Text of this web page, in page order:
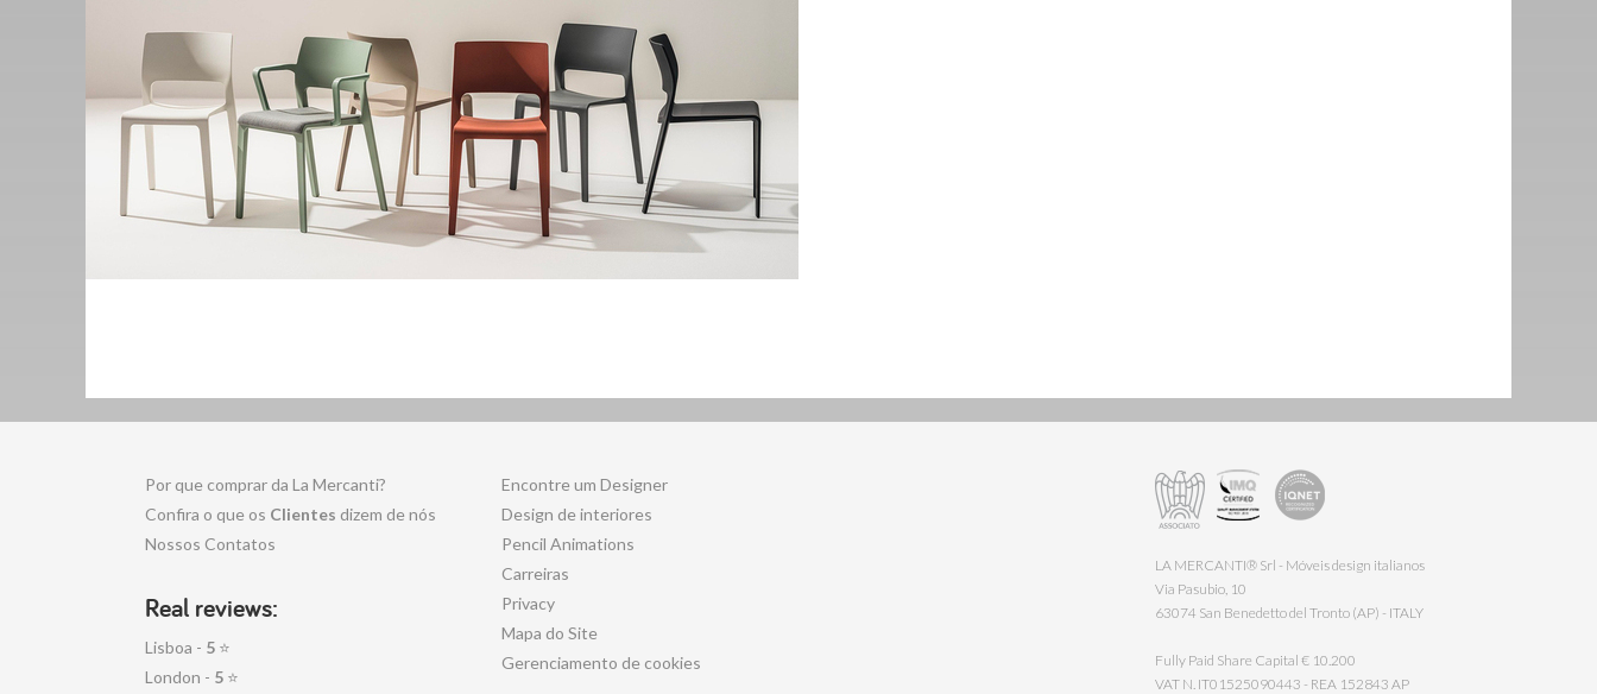
Por que comprar da La Mercanti?
Confira o que os Clientes dizem de nós
Nossos Contatos
Real reviews:
Lisboa - 5 ⭐
London - 5 ⭐
Encontre um Designer
Design de interiores
Pencil Animations
Carreiras
Privacy
Mapa do Site
Gerenciamento de cookies
LA MERCANTI® Srl - Móveis design italianos
Via Pasubio, 10
63074 San Benedetto del Tronto (AP) - ITALY
Fully Paid Share Capital € 10.200
VAT N. IT01525090443 - REA 152843 AP